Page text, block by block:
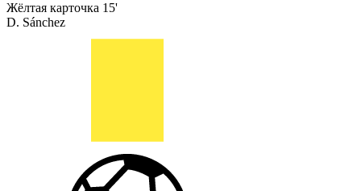
Жёлтая карточка 15'
D. Sánchez